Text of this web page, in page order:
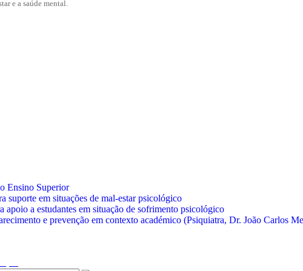
e a saúde mental.
Ensino Superior
suporte em situações de mal-estar psicológico
a estudantes em situação de sofrimento psicológico
e prevenção em contexto académico (Psiquiatra, Dr. João Carlos